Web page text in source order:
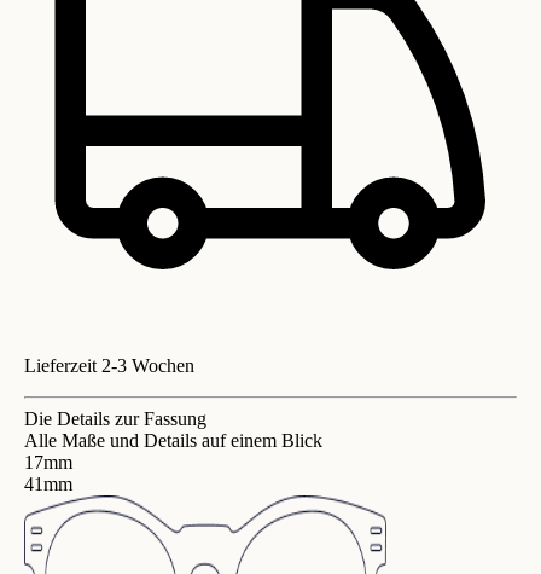
Lieferzeit 2-3 Wochen
Die Details zur Fassung
Alle Maße und Details auf einem Blick
17mm
41mm